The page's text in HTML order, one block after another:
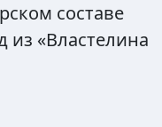
составе
из «Властелина